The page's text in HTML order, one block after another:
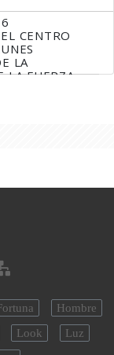
CENTRO
LA
LA FUERZA
Hombre
Look
Luz